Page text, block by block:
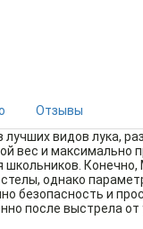
Отзывы
лучших видов лука,
вес и максимально
школьников.
однако
безопасность и
после выстрела от